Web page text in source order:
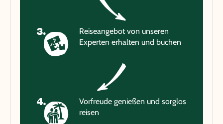
Reiseangebot von unseren
Experten erhalten und buchen
Vorfreude genießen und sorglos
reisen